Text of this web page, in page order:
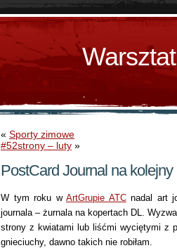
« Sporty zimowe
#52strony – luty »
PostCard Journal na kolejny
W tym roku wArtGrupie ATCnadal art
journala – żurnala na kopertach DL.
strony z kwiatami lub liśćmi wyciętymi z
gnieciuchy, dawno takich nie robiłam.